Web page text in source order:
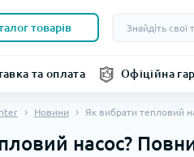
товарів
та оплата Офіційна
Новини Як вибрати тепловий
насос?